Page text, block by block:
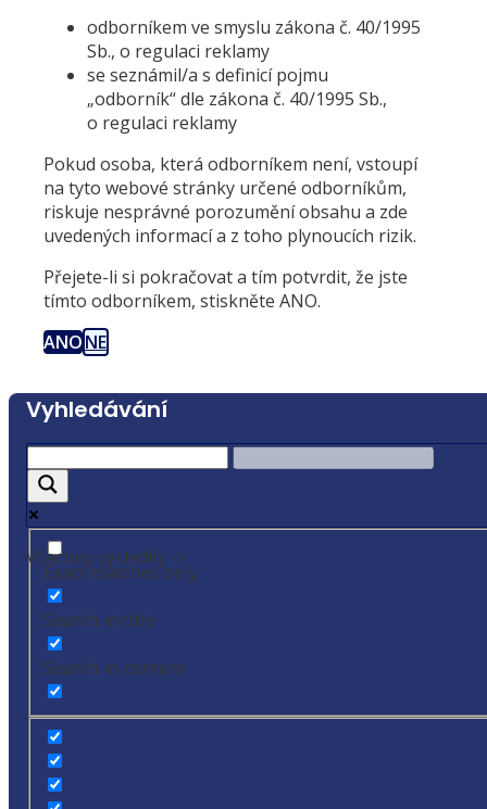
odborníkem ve smyslu zákona č. 40/1995
Sb., o regulaci reklamy
se seznámil/a s definicí pojmu
„odborník“ dle zákona č. 40/1995 Sb.,
o regulaci reklamy
Pokud osoba, která odborníkem není, vstoupí
na tyto webové stránky určené odborníkům,
riskuje nesprávné porozumění obsahu a zde
uvedených informací a z toho plynoucích rizik.
Přejete-li si pokračovat a tím potvrdit, že jste
tímto odborníkem, stiskněte ANO.
ANONE
Vyhledávání
Všechny výsledky ->
Exact matches only
Search in title
Search in content